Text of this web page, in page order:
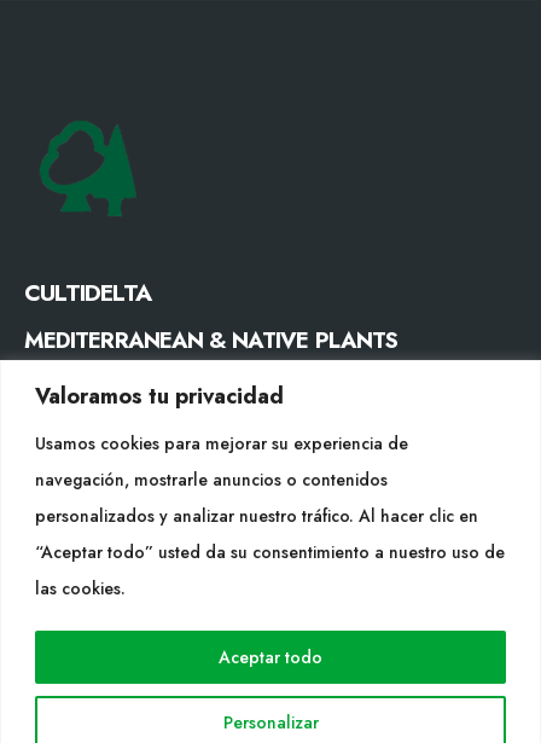
Valoramos tu privacidad
Usamos cookies para mejorar su experiencia de
navegación, mostrarle anuncios o contenidos
personalizados y analizar nuestro tráfico. Al hacer clic en
“Aceptar todo” usted da su consentimiento a nuestro uso de
las cookies.
Personalizar
Aceptar todo
CULTIDELTA
MEDITERRANEAN & NATIVE PLANTS
CONTACTE
Tel. +34 977053013
info@cultidelta.com
SEGUEIX-NOS
Cultidelta